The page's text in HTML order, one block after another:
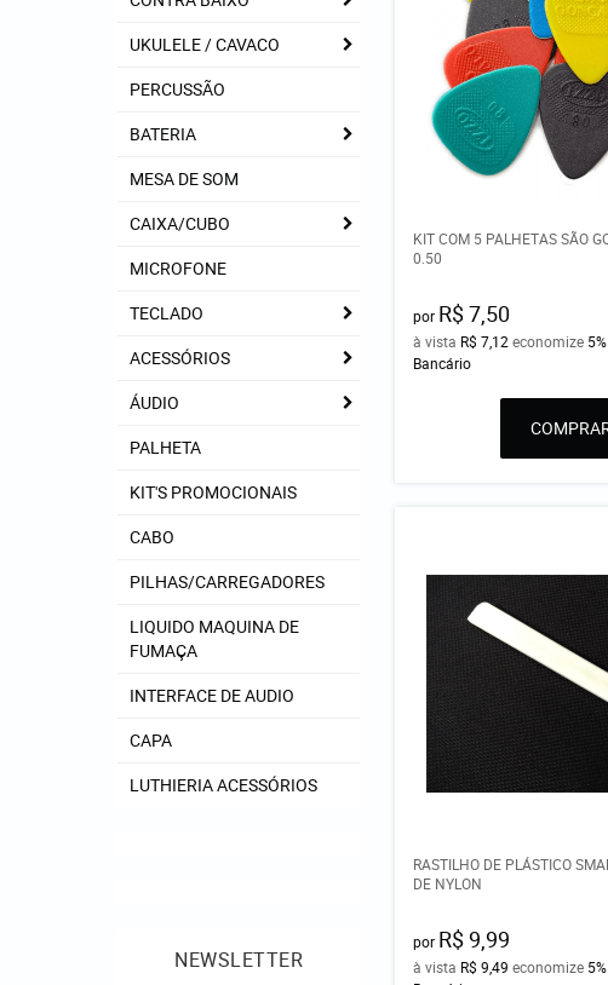
UKULELE / CAVACO
PERCUSSÃO
BATERIA
MESA DE SOM
CAIXA/CUBO
MICROFONE
TECLADO
ACESSÓRIOS
ÁUDIO
PALHETA
KIT'S PROMOCIONAIS
CABO
PILHAS/CARREGADORES
LIQUIDO MAQUINA DE
FUMAÇA
INTERFACE DE AUDIO
CAPA
LUTHIERIA ACESSÓRIOS
NEWSLETTER
KIT COM 5 PALHETAS SÃO
0.50
por R$ 7,50
à vista R$ 7,12economize 5%
Bancário
RASTILHO DE PLÁSTICO
DE NYLON
por R$ 9,99
à vista R$ 9,49 economize 5%